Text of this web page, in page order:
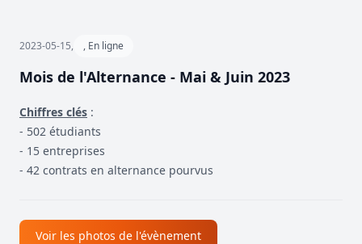
2023-05-15, , En ligne
Mois de l'Alternance - Mai & Juin 2023
Chiffres clés :
- 502 étudiants
- 15 entreprises
- 42 contrats en alternance pourvus
Voir les photos de l'évènement